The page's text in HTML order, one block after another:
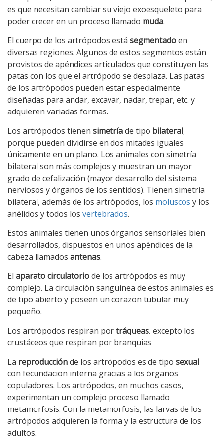
es que necesitan cambiar su viejo exoesqueleto para
poder crecer en un proceso llamado muda.
El cuerpo de los artrópodos está segmentadoen
diversas regiones. Algunos de estos segmentos están
provistos de apéndices articulados que constituyen las
patas con los que el artrópodo se desplaza. Las patas
de los artrópodos pueden estar especialmente
diseñadas para andar, excavar, nadar, trepar, etc. y
adquieren variadas formas.
Los artrópodos tienen simetríade tipo bilateral,
porque pueden dividirse en dos mitades iguales
únicamente en un plano. Los animales con simetría
bilateral son más complejos y muestran un mayor
grado de cefalización (mayor desarrollo del sistema
nerviosos y órganos de los sentidos). Tienen simetría
bilateral, además de los artrópodos, los moluscos y los
anélidos y todos los vertebrados.
Estos animales tienen unos órganos sensoriales bien
desarrollados, dispuestos en unos apéndices de la
cabeza llamados antenas.
El aparato circulatoriode los artrópodos es muy
complejo. La circulación sanguínea de estos animales es
de tipo abierto y poseen un corazón tubular muy
pequeño.
Los artrópodos respiran portráqueas, excepto los
crustáceos que respiran por branquias
La reproducciónde los artrópodos es de tipo sexual
con fecundación interna gracias a los órganos
copuladores. Los artrópodos, en muchos casos,
experimentan un complejo proceso llamado
metamorfosis. Con la metamorfosis, las larvas de los
artrópodos adquieren la forma y la estructura de los
adultos.